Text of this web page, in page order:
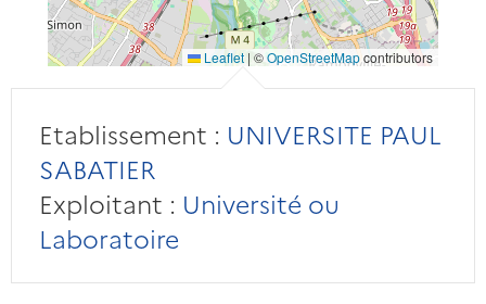
Leaflet | ©OpenStreetMapcontributors
Etablissement : UNIVERSITE PAUL
SABATIER
Exploitant : Université ou
Laboratoire